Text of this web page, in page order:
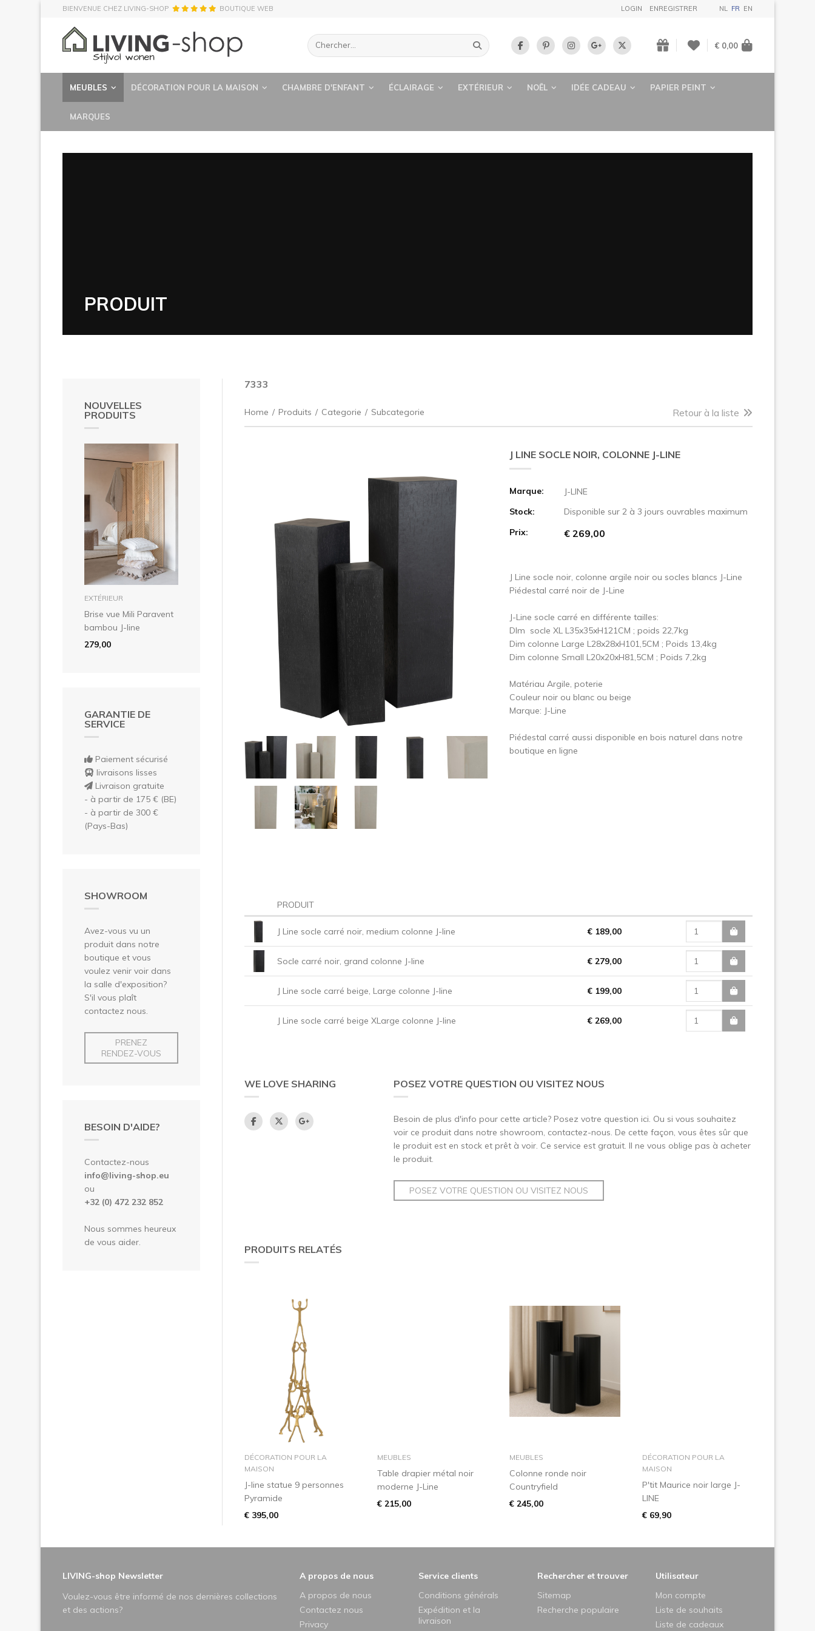
BIENVENUE CHEZ LIVING-SHOP BOUTIQUE WEB LOGIN ENREGISTRER NL FR EN
€ 0,00
MEUBLES DÉCORATION POUR LA MAISON CHAMBRE D'ENFANT ÉCLAIRAGE EXTÉRIEUR NOËL IDÉE CADEAU PAPIER PEINT
MARQUES
PRODUIT
NOUVELLES
PRODUITS
dans le panier
EXTÉRIEUR
Brise vue Mili Paravent
bambou J-line
279,00
GARANTIE DE
SERVICE
Paiement sécurisé
livraisons lisses
Livraison gratuite
- à partir de 175 € (BE)
- à partir de 300 €
(Pays-Bas)
SHOWROOM
Avez-vous vu un
produit dans notre
boutique et vous
voulez venir voir dans
la salle d'exposition?
S'il vous plaît
contactez nous.
PRENEZ
RENDEZ-VOUS
BESOIN D'AIDE?
Contactez-nous
info@living-shop.eu
ou
+32 (0) 472 232 852
Nous sommes heureux
de vous aider.
7333
Home / Produits / Categorie / Subcategorie Retour à la liste
Précédent Suivant
J LINE SOCLE NOIR, COLONNE J-LINE
Marque:
J-LINE
Stock:
Disponible sur 2 à 3 jours ouvrables maximum
Prix:
€ 269,00
J Line socle noir, colonne argile noir ou socles blancs J-Line
Piédestal carré noir de J-Line
J-Line socle carré en différente tailles:
DIm socle XL L35x35xH121CM ; poids 22,7kg
Dim colonne Large L28x28xH101,5CM ; Poids 13,4kg
Dim colonne Small L20x20xH81,5CM ; Poids 7,2kg
Matériau Argile, poterie
Couleur noir ou blanc ou beige
Marque: J-Line
Piédestal carré aussi disponible en bois naturel dans notre
boutique en ligne
PRODUIT
J Line socle carré noir, medium colonne J-line € 189,00
Socle carré noir, grand colonne J-line € 279,00
J Line socle carré beige, Large colonne J-line € 199,00
J Line socle carré beige XLarge colonne J-line € 269,00
WE LOVE SHARING POSEZ VOTRE QUESTION OU VISITEZ NOUS
Besoin de plus d'info pour cette article? Posez votre question ici. Ou si vous souhaitez
voir ce produit dans notre showroom, contactez-nous. De cette façon, vous êtes sûr que
le produit est en stock et prêt à voir. Ce service est gratuit. Il ne vous oblige pas à acheter
le produit.
POSEZ VOTRE QUESTION OU VISITEZ NOUS
PRODUITS RELATÉS
dans le panier
DÉCORATION POUR LA
MAISON
J-line statue 9 personnes
Pyramide
€ 395,00
dans le panier
MEUBLES
Table drapier métal noir
moderne J-Line
€ 215,00
dans le panier
MEUBLES
Colonne ronde noir
Countryfield
€ 245,00
dans le panier
DÉCORATION POUR LA
MAISON
P'tit Maurice noir large J-
LINE
€ 69,90
LIVING-shop Newsletter
Voulez-vous être informé de nos dernières collections
et des actions?
A propos de nous
A propos de nous
Contactez nous
Privacy
Service clients
Conditions générals
Expédition et la
livraison
Rechercher et trouver
Sitemap
Recherche populaire
Utilisateur
Mon compte
Liste de souhaits
Liste de cadeaux